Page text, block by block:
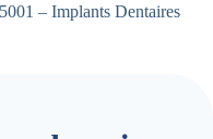
– Implants Dentaires